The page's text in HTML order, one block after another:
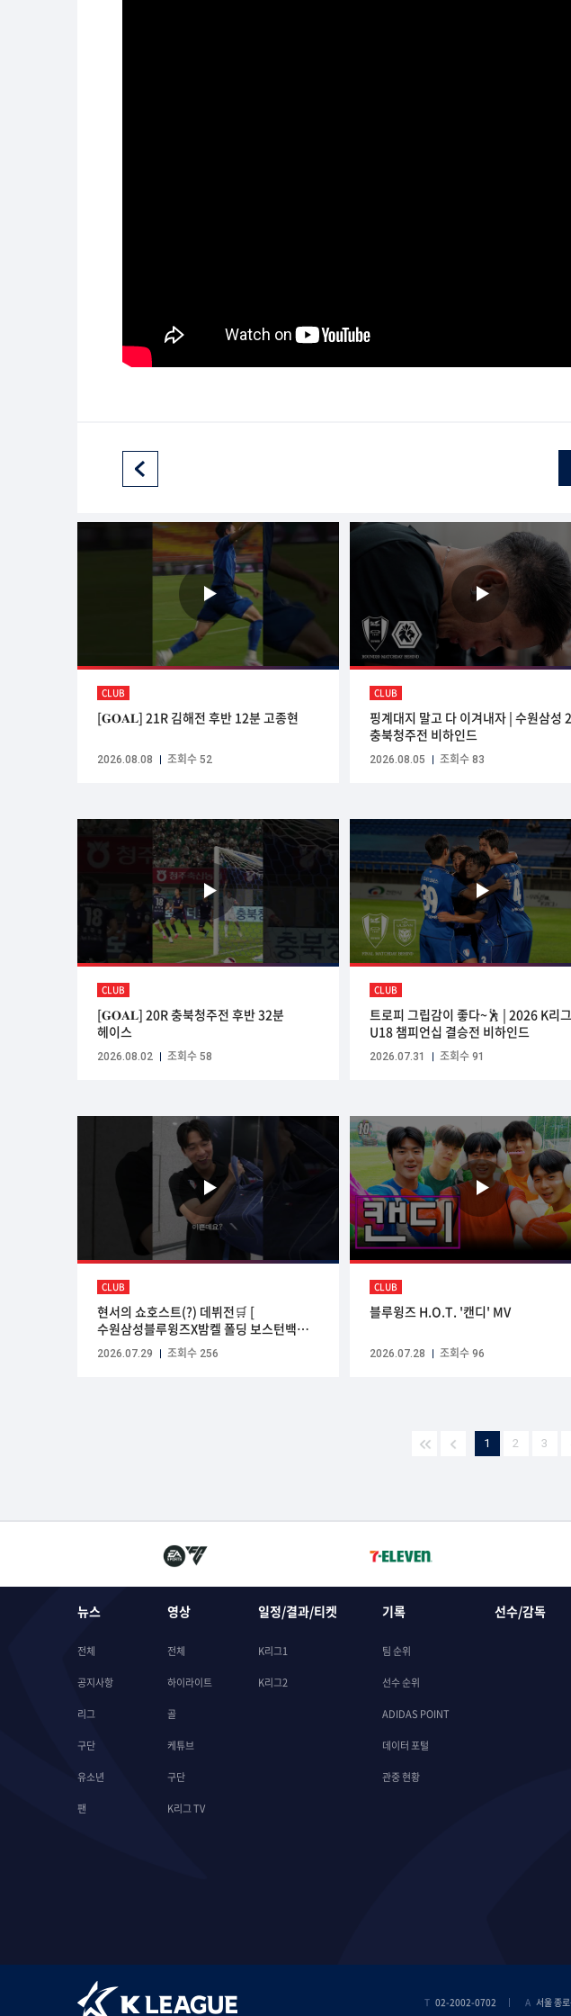
CLUB
[𝐆𝐎𝐀𝐋] 21R 김해전 후반 12분 고종현
2026.08.08 조회수 52
CLUB
핑계대지 말고 다 이겨내자 | 수원삼성
충북청주전 비하인드
2026.08.05 조회수 83
CLUB
[𝐆𝐎𝐀𝐋] 20R 충북청주전 후반 32분
헤이스
2026.08.02 조회수 58
CLUB
트로피 그립감이 좋다~🕺 | 2026 K리그
U18 챔피언십 결승전 비하인드
2026.07.31 조회수 91
CLUB
현서의 쇼호스트(?) 데뷔전🛒 [
수원삼성블루윙즈X밤켈 폴딩 보스턴백
출시! ]
2026.07.29 조회수 256
CLUB
블루윙즈 H.O.T. '캔디' MV
2026.07.28 조회수 96
1 2 3
뉴스
전체
공지사항
리그
구단
유소년
팬
영상
전체
하이라이트
골
케튜브
구단
K리그 TV
일정/결과/티켓
K리그1
K리그2
기록
팀 순위
선수 순위
ADIDAS POINT
데이터 포털
관중 현황
선수/감독
T 02-2002-0702 A 서울 종